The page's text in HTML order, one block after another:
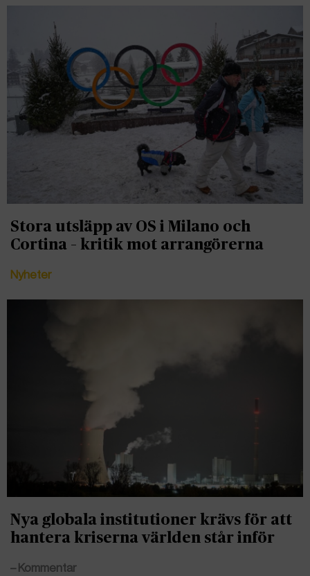
Stora utsläpp av OS i Milano och
Cortina – kritik mot arrangörerna
Nyheter
Nya globala institutioner krävs för att
hantera kriserna världen står inför
– Kommentar